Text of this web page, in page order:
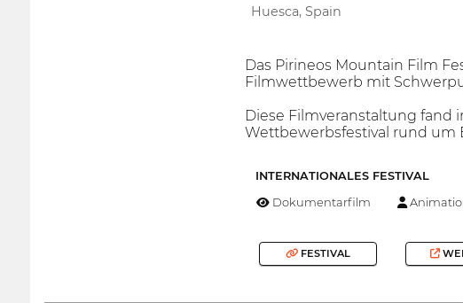
Huesca, Spain
Das Pirineos Mountain Film
Filmwettbewerb mit
Diese Filmveranstaltung fand
Wettbewerbsfestival rund um
INTERNATIONALES FESTIVAL
Dokumentarfilm
FESTIVAL